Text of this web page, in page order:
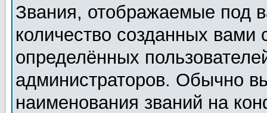
Звания, отображаемые под
количество созданных
определённых
администраторов. Обычно
наименования званий на